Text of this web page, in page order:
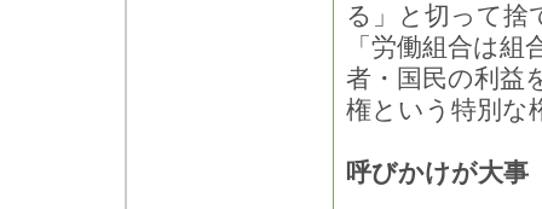
る」と切って捨
「労働組合は
者・国民の利益
権という特別な
呼びかけが大事